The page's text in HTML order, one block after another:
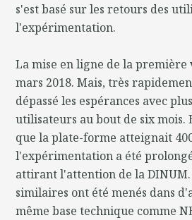
s'est basé sur les retours des
l'expérimentation.
La mise en ligne de la première
mars 2018. Mais, très
dépassé les espérances avec
utilisateurs au bout de six mois.
que la plate-forme atteignait
l'expérimentation a été
attirant l'attention de la DINUM.
similaires ont été menés dans
même base technique comme